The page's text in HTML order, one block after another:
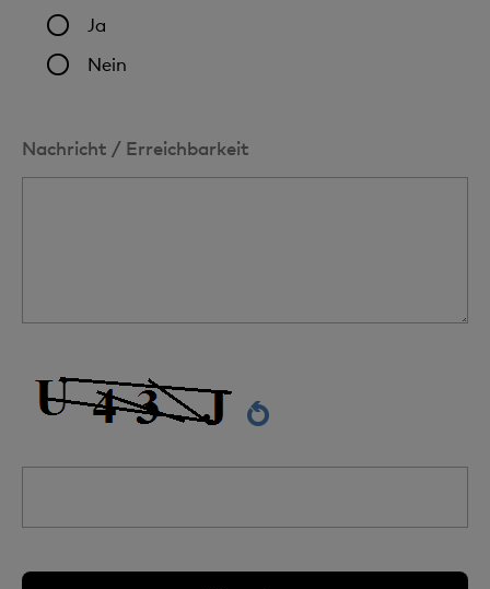
Ja
Nein
Nachricht / Erreichbarkeit